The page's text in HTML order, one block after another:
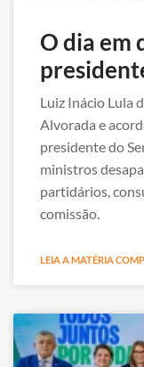
O dia em
Luiz Inácio Lula
Alvorada e
presidente do
ministros
partidários,
comissão.
LEIA A MATÉRIA